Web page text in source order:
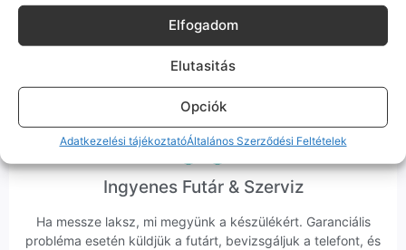
Elfogadom
Elutasitás
Opciók
Adatkezelési tájékoztatóÁltalános Szerződési Feltételek
Hibázni emberi dolog, de a felelősségvállalás nálunk alap.
Ha ritkán előfordul egy hiba, nem kifogásokat keresünk,
hanem megoldást. Szakértő kollégáink azonnal kézbe
veszik az ügyedet.
Ingyenes Futár & Szerviz
Ha messze laksz, mi megyünk a készülékért. Garanciális
probléma esetén küldjük a futárt, bevizsgáljuk a telefont, és